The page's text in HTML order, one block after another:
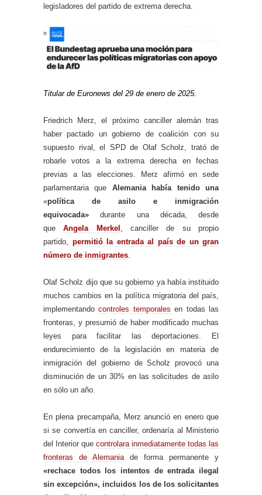
legisladores del partido de extrema derecha.
Titular de Euronews del 29 de enero de 2025.
Friedrich Merz, el próximo canciller alemán tras
haber pactado un gobierno de coalición con su
supuesto rival, el SPD de Olaf Scholz, trató de
robarle votos a la extrema derecha en fechas
previas a las elecciones. Merz afirmó en sede
parlamentaria que Alemania había tenido una
«política de asilo e inmigración
equivocada» durante una década, desde
queAngela Merkel , canciller de su propio
partido, permitió la entrada al país de un gran
número de inmigrantes
Olaf Scholz dijo que su gobierno ya había instituido
muchos cambios en la política migratoria del país,
implementandocontroles temporales en todas las
fronteras, y presumió de haber modificado muchas
leyes para facilitar las deportaciones. El
endurecimiento de la legislación en materia de
inmigración del gobierno de Scholz provocó una
disminución de un 30% en las solicitudes de asilo
en sólo un año.
En plena precampaña, Merz anunció en enero que
si se convertía en canciller, ordenaría al Ministerio
del Interior que controlara inmediatamente todas las
fronteras de Alemania de forma permanente y
«rechace todos los intentos de entrada ilegal
sin excepción», incluidos los de los solicitantes